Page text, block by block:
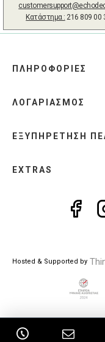
Κατάστημα : 216 809 00
ΠΛΗΡΟΦΟΡΙΕΣ
ΛΟΓΑΡΙΑΣΜΟΣ
ΕΞΥΠΗΡΕΤΗΣΗ
EXTRAS
Hosted & Supported by